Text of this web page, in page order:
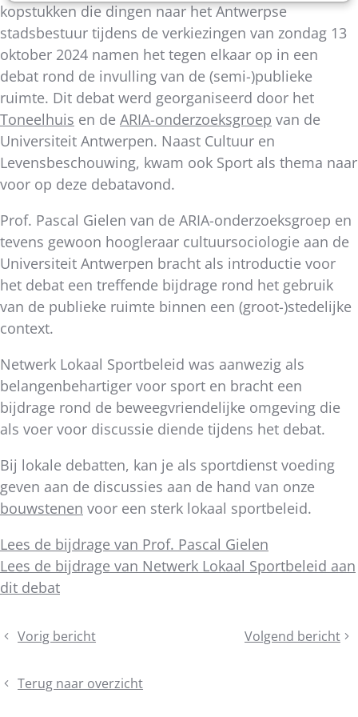
kopstukken die dingen naar het Antwerpse
stadsbestuur tijdens de verkiezingen van zondag 13
oktober 2024 namen het tegen elkaar op in een
debat rond de invulling van de (semi-)publieke
ruimte. Dit debat werd georganiseerd door het
Toneelhuis en de ARIA-onderzoeksgroep van de
Universiteit Antwerpen. Naast Cultuur en
Levensbeschouwing, kwam ook Sport als thema naar
voor op deze debatavond.
Prof. Pascal Gielen van de ARIA-onderzoeksgroep en
tevens gewoon hoogleraar cultuursociologie aan de
Universiteit Antwerpen bracht als introductie voor
het debat een treffende bijdrage rond het gebruik
van de publieke ruimte binnen een (groot-)stedelijke
context.
Netwerk Lokaal Sportbeleid was aanwezig als
belangenbehartiger voor sport en bracht een
bijdrage rond de beweegvriendelijke omgeving die
als voer voor discussie diende tijdens het debat.
Bij lokale debatten, kan je als sportdienst voeding
geven aan de discussies aan de hand van onze
bouwstenen voor een sterk lokaal sportbeleid.
Lees de bijdrage van Prof. Pascal Gielen
Lees de bijdrage van Netwerk Lokaal Sportbeleid aan
dit debat
Deel
bericht
Vorig bericht
Rookvrije
Volgend bericht
Telex
Terug naar overzicht